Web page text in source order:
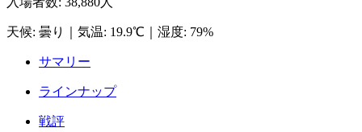
天候: 曇り 気温: 19.9℃ 湿度: 79%
サマリー
ラインナップ
戦評